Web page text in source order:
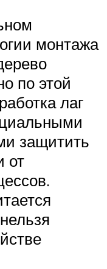
монтажа
по этой
лаг
защитить
от